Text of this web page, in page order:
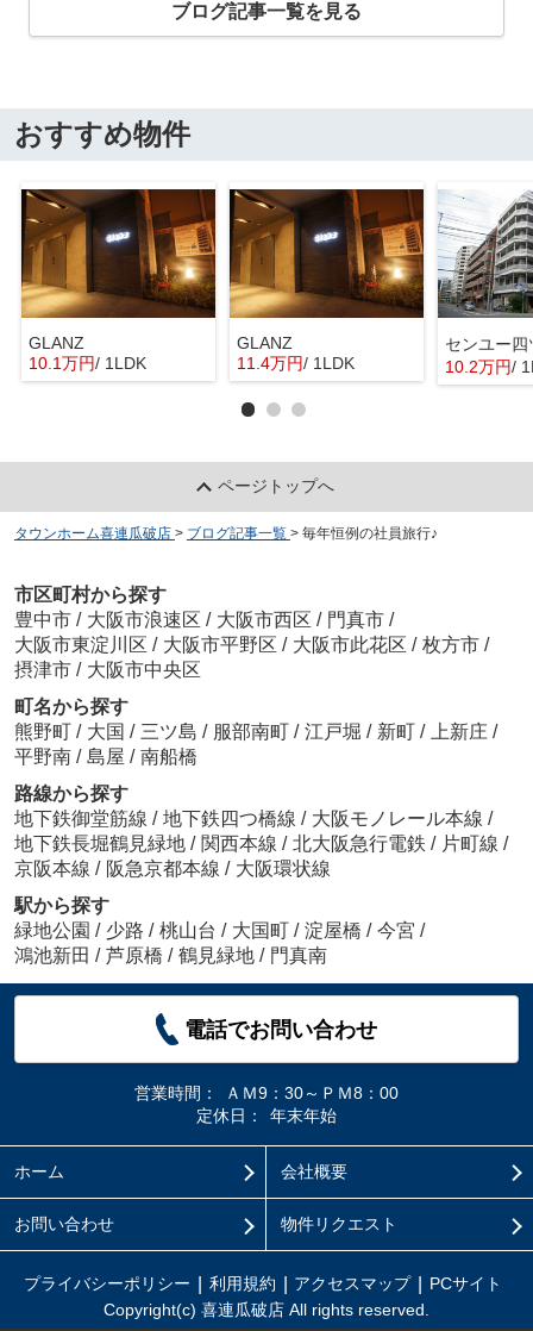
ブログ記事一覧を見る
おすすめ物件
GLANZ
10.1万円/ 1LDK
GLANZ
11.4万円/ 1LDK
センユー四
10.2万円/
ページトップへ
タウンホーム喜連瓜破店 > ブログ記事一覧 > 毎年恒例の社員旅行♪
市区町村から探す
豊中市 / 大阪市浪速区 / 大阪市西区 / 門真市 /
大阪市東淀川区 / 大阪市平野区 / 大阪市此花区 / 枚方市 /
摂津市 / 大阪市中央区
町名から探す
熊野町 / 大国 / 三ツ島 / 服部南町 / 江戸堀 / 新町 / 上新庄 /
平野南 / 島屋 / 南船橋
路線から探す
地下鉄御堂筋線 / 地下鉄四つ橋線 / 大阪モノレール本線 /
地下鉄長堀鶴見緑地 / 関西本線 / 北大阪急行電鉄 / 片町線 /
京阪本線 / 阪急京都本線 / 大阪環状線
駅から探す
緑地公園 / 少路 / 桃山台 / 大国町 / 淀屋橋 / 今宮 /
鴻池新田 / 芦原橋 / 鶴見緑地 / 門真南
電話でお問い合わせ
営業時間：
ＡＭ9：30～ＰＭ8：00
定休日：
年末年始
ホーム 会社概要
お問い合わせ 物件リクエスト
プライバシーポリシー 利用規約 アクセスマップ
PCサイト
Copyright(c) 喜連瓜破店 All rights reserved.